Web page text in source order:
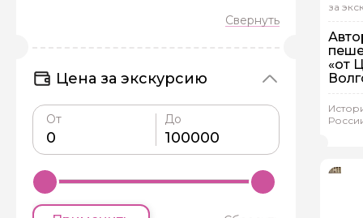
Цена за экскурсию
От До
за
«от
Задайте
Как вас зовут
Вопросы и